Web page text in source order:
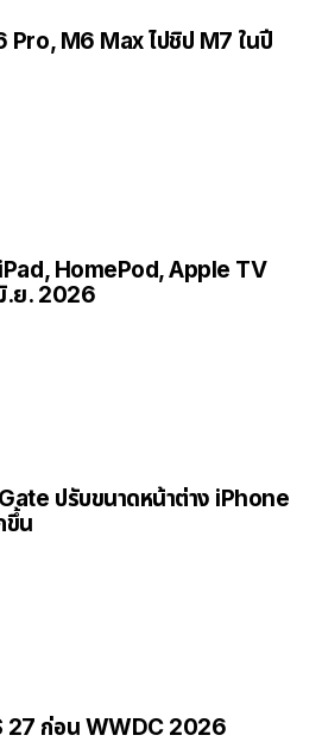
Pro, M6 Max ไปชิป M7 ในปี
HomePod, Apple TV
.ย. 2026
ปรับขนาดหน้าต่าง iPhone
ขึ้น
27 ก่อน WWDC 2026